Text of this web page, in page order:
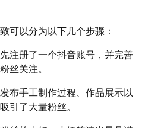
可以分为以下几个步骤：
注册了一个抖音账号，并完善
丝关注。
布手工制作过程、作品展示以
引了大量粉丝。